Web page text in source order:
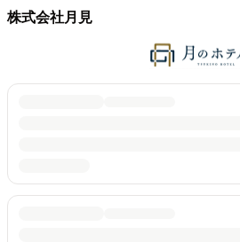
株式会社月見